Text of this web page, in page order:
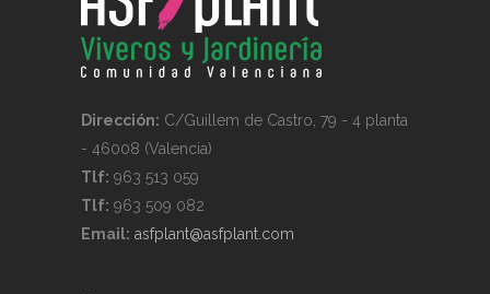
Dirección: C/Guillem de Castro, 79 - 4 planta
- 46008 (Valencia)
Tlf: 963 513 059
Tlf: 963 509 082
Email: asfplant@asfplant.com